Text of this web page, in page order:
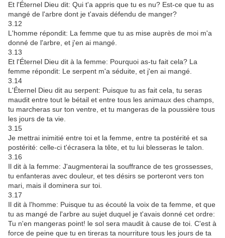
Et l'Éternel Dieu dit: Qui t'a appris que tu es nu? Est-ce que tu as
mangé de l'arbre dont je t'avais défendu de manger?
3.12
L'homme répondit: La femme que tu as mise auprès de moi m'a
donné de l'arbre, et j'en ai mangé.
3.13
Et l'Éternel Dieu dit à la femme: Pourquoi as-tu fait cela? La
femme répondit: Le serpent m'a séduite, et j'en ai mangé.
3.14
L'Éternel Dieu dit au serpent: Puisque tu as fait cela, tu seras
maudit entre tout le bétail et entre tous les animaux des champs,
tu marcheras sur ton ventre, et tu mangeras de la poussière tous
les jours de ta vie.
3.15
Je mettrai inimitié entre toi et la femme, entre ta postérité et sa
postérité: celle-ci t'écrasera la tête, et tu lui blesseras le talon.
3.16
Il dit à la femme: J'augmenterai la souffrance de tes grossesses,
tu enfanteras avec douleur, et tes désirs se porteront vers ton
mari, mais il dominera sur toi.
3.17
Il dit à l'homme: Puisque tu as écouté la voix de ta femme, et que
tu as mangé de l'arbre au sujet duquel je t'avais donné cet ordre:
Tu n'en mangeras point! le sol sera maudit à cause de toi. C'est à
force de peine que tu en tireras ta nourriture tous les jours de ta